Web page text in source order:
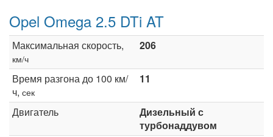
Opel Omega 2.5 DTi AT
Максимальная скорость,
км/ч
206
Время разгона до 100 км/
ч, сек
11
Двигатель
Дизельный с
турбонаддувом